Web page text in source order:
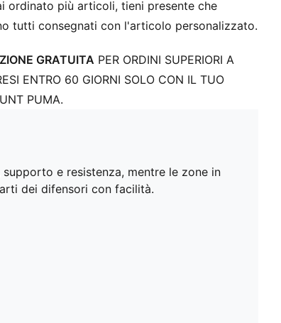
ordinato più articoli, tieni presente che
tutti consegnati con l'articolo personalizzato.
GRATUITA PER ORDINI SUPERIORI A
ENTRO 60 GIORNI SOLO CON IL TUO
PUMA.
e resistenza, mentre le zone in
dei difensori con facilità.